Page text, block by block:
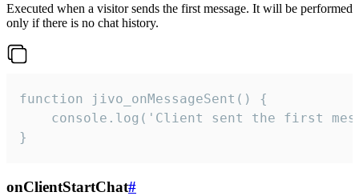
Executed when a visitor sends the first message. It will be performed
only if there is no chat history.
function jivo_onMessageSent() {
console.log('Client sent the first
}
onClientStartChat#